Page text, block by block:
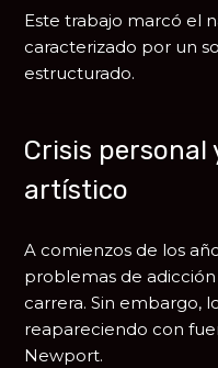
Este trabajo marcó el
caracterizado por un
estructurado.
Crisis personal
artístico
A comienzos de los
problemas de
carrera. Sin embargo,
reapareciendo con
Newport.